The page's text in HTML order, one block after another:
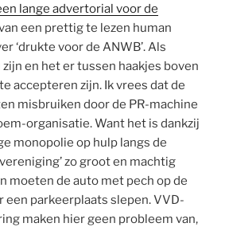
lange advertorial voor de
een prettig te lezen human
‘drukte voor de ANWB’. Als
en het er tussen haakjes boven
accepteren zijn. Ik vrees dat de
misbruiken door de PR-machine
organisatie. Want het is dankzij
monopolie op hulp langs de
zo groot en machtig
moeten de auto met pech op de
een parkeerplaats slepen. VVD-
maken hier geen probleem van,